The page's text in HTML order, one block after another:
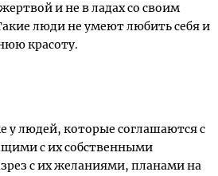
и не в ладах со своим
люди не умеют любить себя и
красоту.
у людей, которые соглашаются с
с их собственными
с их желаниями, планами на